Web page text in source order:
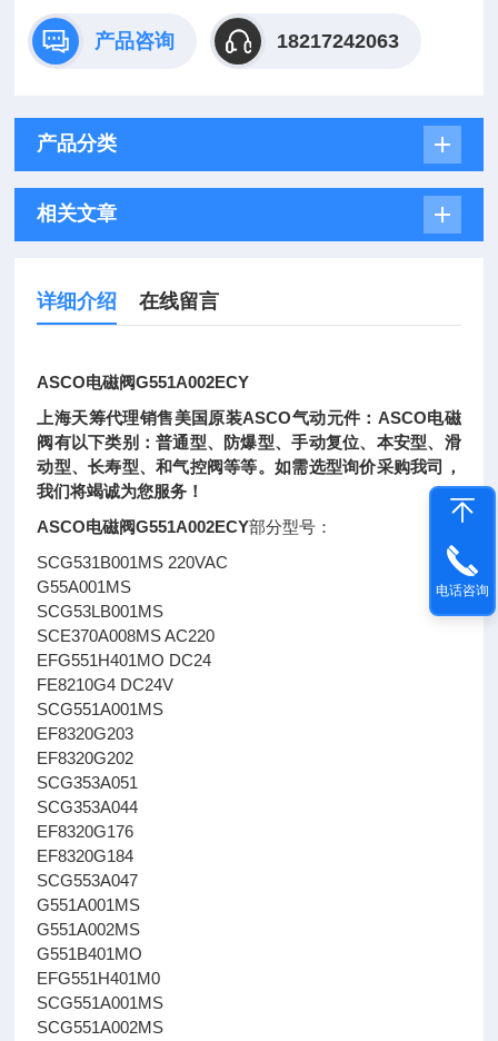
产品咨询 18217242063
产品分类
相关文章
详细介绍 在线留言
ASCO电磁阀G551A002ECY
上海天筹代理销售美国原装ASCO气动元件：ASCO电磁
阀有以下类别：普通型、防爆型、手动复位、本安型、滑
动型、长寿型、和气控阀等等。如需选型询价采购我司，
我们将竭诚为您服务！
ASCO电磁阀G551A002ECY部分型号：
SCG531B001MS 220VAC
G55A001MS
SCG53LB001MS
SCE370A008MS AC220
EFG551H401MO DC24
FE8210G4 DC24V
SCG551A001MS
EF8320G203
EF8320G202
SCG353A051
SCG353A044
EF8320G176
EF8320G184
SCG553A047
G551A001MS
G551A002MS
G551B401MO
EFG551H401M0
SCG551A001MS
SCG551A002MS
电话咨询